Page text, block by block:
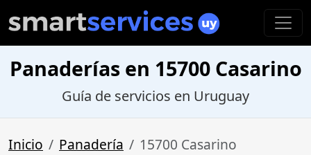
Panaderías en 15700 Casarino
Guía de servicios en Uruguay
Inicio Panadería 15700 Casarino